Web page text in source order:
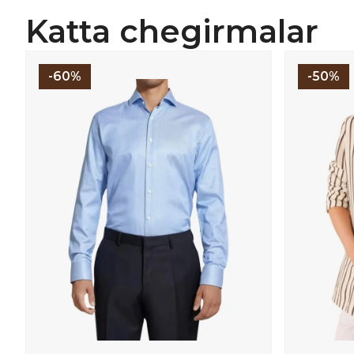
Katta chegirmalar
-60% -50%